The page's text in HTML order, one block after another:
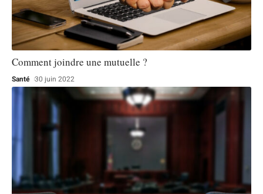
Comment joindre une mutuelle ?
Santé 30 juin 2022